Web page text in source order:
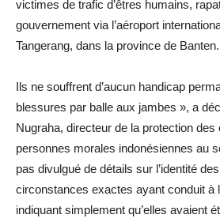
victimes de trafic d’êtres humains,
gouvernement via l’aéroport
Tangerang, dans la province de Banten.
Ils ne souffrent d’aucun handicap
blessures par balle aux jambes », a
Nugraha, directeur de la protection des
personnes morales indonésiennes au
pas divulgué de détails sur l’identité
circonstances exactes ayant conduit à
indiquant simplement qu’elles avaient